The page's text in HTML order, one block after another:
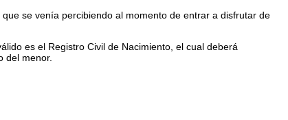
se venía percibiendo al momento de entrar a disfrutar de
es el Registro Civil de Nacimiento, el cual deberá
del menor.